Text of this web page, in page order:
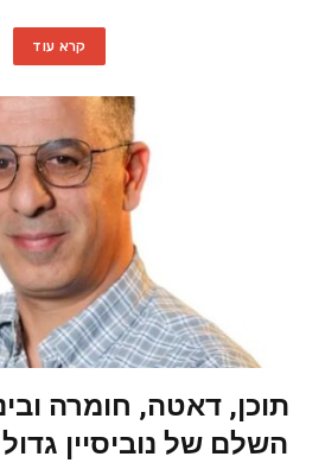
קרא עוד
תוכן, דאטה, חומרה
השלם של נוביסיין